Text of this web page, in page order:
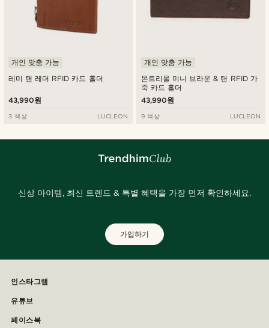
레미 탠 레더 RFID 카드 홀더
개인 맞춤 가능
43,990원
3 색상 LUCLEON
몬트리올 미니 브라운 & 탠 RFID 가
죽 카드 홀더
개인 맞춤 가능
43,990원
9 색상 LUCLEON
신상 아이템, 최신 트렌드 & 특별 혜택을 가장 먼저 확인하세요.
가입하기
인스타그램
유튜브
페이스북